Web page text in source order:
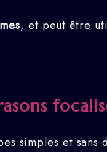
, et peut être
simples et sans